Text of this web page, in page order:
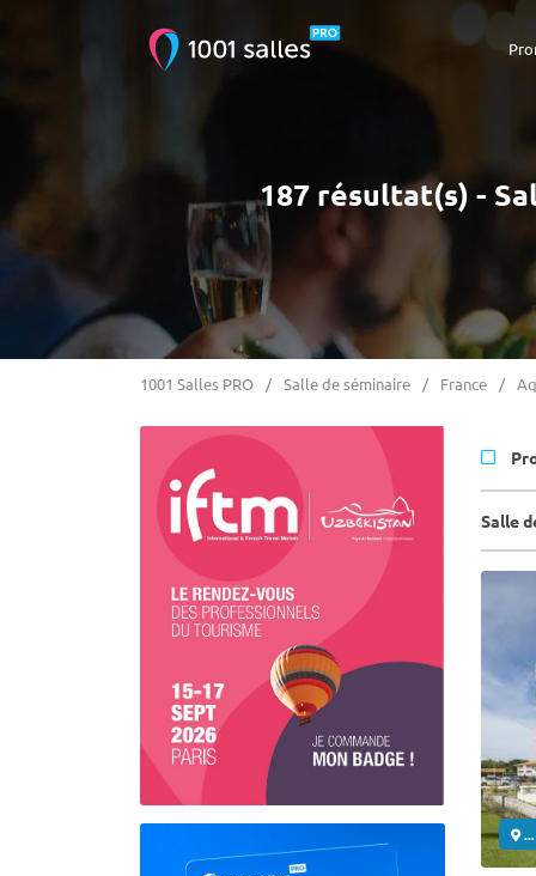
187 résultat(s) -
1001 Salles PRO Salle de séminaire France
Salle
...